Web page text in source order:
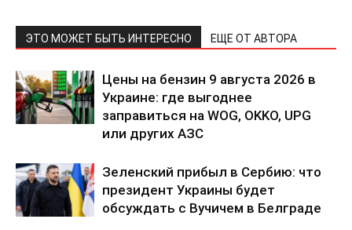
Отказ от ответственности
Подписка
Мой аккаунт
Контакты
ЭТО МОЖЕТ БЫТЬ ИНТЕРЕСНО ЕЩЕ ОТ АВТОРА
Цены на бензин 9 августа 2026 в
Украине: где выгоднее
заправиться на WOG, OKKO, UPG
или других АЗС
Зеленский прибыл в Сербию: что
президент Украины будет
обсуждать с Вучичем в Белграде